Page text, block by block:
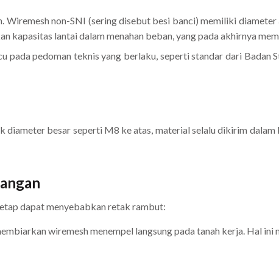
non-SNI (sering disebut besi banci) memiliki
kapasitas lantai dalam menahan beban, yang pada akhirnya
pedoman teknis yang berlaku, seperti standar dari Badan
diameter besar seperti M8 ke atas, material selalu dikirim
dapat menyebabkan retak rambut:
wiremesh menempel langsung pada tanah kerja. Hal